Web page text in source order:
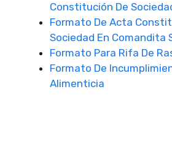
Constitución De
Formato De Acta
Sociedad En Comandita
Formato Para Rifa De
Formato De
Alimenticia